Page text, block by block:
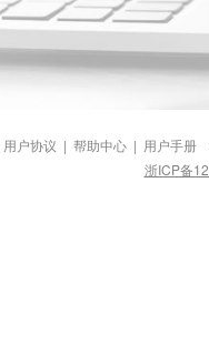
用户协议 | 帮助中心 | 用户手册
浙ICP备